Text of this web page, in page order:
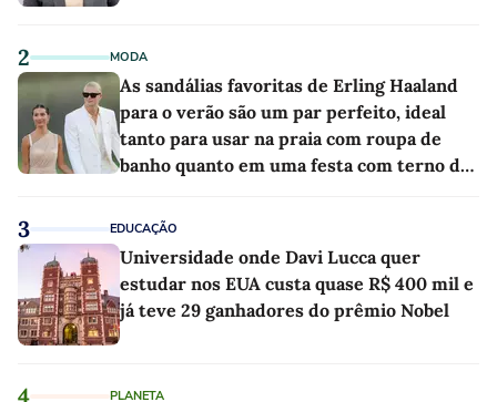
2 MODA
As sandálias favoritas de Erling Haaland
para o verão são um par perfeito, ideal
tanto para usar na praia com roupa de
banho quanto em uma festa com terno de
3 EDUCAÇÃO
Universidade onde Davi Lucca quer
estudar nos EUA custa quase R$ 400 mil e
já teve 29 ganhadores do prêmio Nobel
4 PLANETA